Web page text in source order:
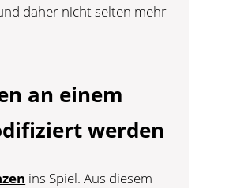
daher nicht selten mehr
an einem
werden
ins Spiel. Aus diesem